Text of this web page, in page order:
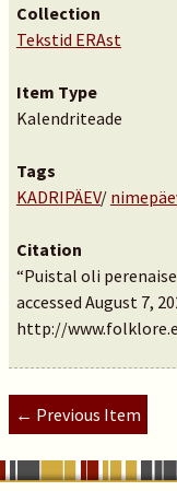
Collection
Tekstid ERAst
Item Type
Kalendriteade
Tags
KADRIPÄEV/
Citation
“Puistal oli perenaise
accessed August 7,
http://
← Previous Item